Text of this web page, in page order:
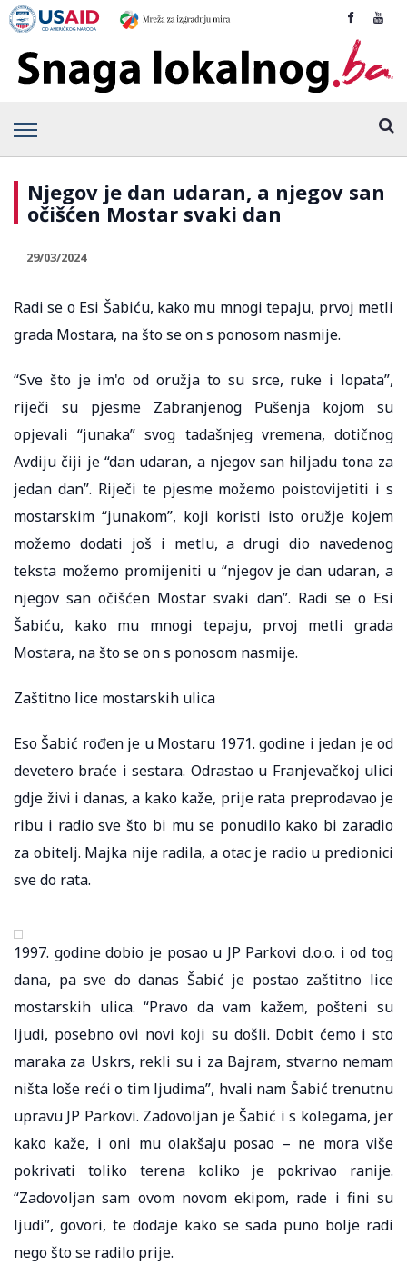
Njegov je dan udaran, a njegov san
očišćen Mostar svaki dan
29/03/2024
Radi se o Esi Šabiću, kako mu mnogi tepaju, prvoj metli
grada Mostara, na što se on s ponosom nasmije.
“Sve što je im'o od oružja to su srce, ruke i lopata”,
riječi su pjesme Zabranjenog Pušenja kojom su
opjevali “junaka” svog tadašnjeg vremena, dotičnog
Avdiju čiji je “dan udaran, a njegov san hiljadu tona za
jedan dan”. Riječi te pjesme možemo poistovijetiti i s
mostarskim “junakom”, koji koristi isto oružje kojem
možemo dodati još i metlu, a drugi dio navedenog
teksta možemo promijeniti u “njegov je dan udaran, a
njegov san očišćen Mostar svaki dan”. Radi se o Esi
Šabiću, kako mu mnogi tepaju, prvoj metli grada
Mostara, na što se on s ponosom nasmije.
Zaštitno lice mostarskih ulica
Eso Šabić rođen je u Mostaru 1971. godine i jedan je od
devetero braće i sestara. Odrastao u Franjevačkoj ulici
gdje živi i danas, a kako kaže, prije rata preprodavao je
ribu i radio sve što bi mu se ponudilo kako bi zaradio
za obitelj. Majka nije radila, a otac je radio u predionici
sve do rata.
1997. godine dobio je posao u JP Parkovi d.o.o. i od tog
dana, pa sve do danas Šabić je postao zaštitno lice
mostarskih ulica. “Pravo da vam kažem, pošteni su
ljudi, posebno ovi novi koji su došli. Dobit ćemo i sto
maraka za Uskrs, rekli su i za Bajram, stvarno nemam
ništa loše reći o tim ljudima”, hvali nam Šabić trenutnu
upravu JP Parkovi. Zadovoljan je Šabić i s kolegama, jer
kako kaže, i oni mu olakšaju posao – ne mora više
pokrivati toliko terena koliko je pokrivao ranije.
“Zadovoljan sam ovom novom ekipom, rade i fini su
ljudi”, govori, te dodaje kako se sada puno bolje radi
nego što se radilo prije.